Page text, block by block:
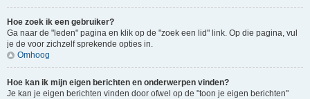
Hoe zoek ik een gebruiker?
Ga naar de "leden" pagina en klik op de "zoek een lid" link. Op die pagina, vul
je de voor zichzelf sprekende opties in.
Omhoog
Hoe kan ik mijn eigen berichten en onderwerpen vinden?
Je kan je eigen berichten vinden door ofwel op de "toon je eigen berichten"